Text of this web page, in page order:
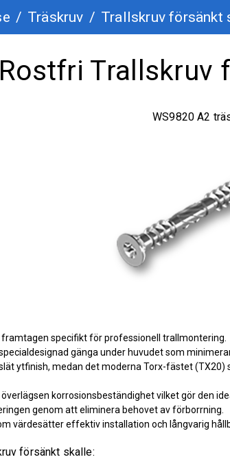
/ Träskruv / Trallskruv försänkt
Rostfri Trallskruv
WS9820 A2
specifikt för professionell trallmontering.
gänga under huvudet som
ytfinish, medan det moderna Torx-fästet
korrosionsbeständighet vilket gör den
genom att eliminera behovet av förborrning.
värdesätter effektiv installation och långvarig
försänkt skalle: